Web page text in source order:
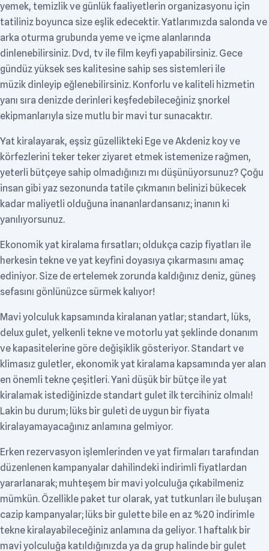
yemek, temizlik ve günlük faaliyetlerin organizasyonu için
tatiliniz boyunca size eşlik edecektir. Yatlarımızda salonda ve
arka oturma grubunda yeme ve içme alanlarında
dinlenebilirsiniz. Dvd, tv ile film keyfi yapabilirsiniz. Gece
gündüz yüksek ses kalitesine sahip ses sistemleri ile
müzik dinleyip eğlenebilirsiniz. Konforlu ve kaliteli hizmetin
yanı sıra denizde derinleri keşfedebileceğiniz şnorkel
ekipmanlarıyla size mutlu bir mavi tur sunacaktır.
Yat kiralayarak, eşsiz güzellikteki Ege ve Akdeniz koy ve
körfezlerini teker teker ziyaret etmek istemenize rağmen,
yeterli bütçeye sahip olmadığınızı mı düşünüyorsunuz? Çoğu
insan gibi yaz sezonunda tatile çıkmanın belinizi bükecek
kadar maliyetli olduğuna inananlardansanız; inanın ki
yanılıyorsunuz.
Ekonomik yat kiralama fırsatları; oldukça cazip fiyatları ile
herkesin tekne ve yat keyfini doyasıya çıkarmasını amaç
ediniyor. Size de ertelemek zorunda kaldığınız deniz, güneş
sefasını gönlünüzce sürmek kalıyor!
Mavi yolculuk kapsamında kiralanan yatlar; standart, lüks,
delux gulet, yelkenli tekne ve motorlu yat şeklinde donanım
ve kapasitelerine göre değişiklik gösteriyor. Standart ve
klimasız guletler, ekonomik yat kiralama kapsamında yer alan
en önemli tekne çeşitleri. Yani düşük bir bütçe ile yat
kiralamak istediğinizde standart gulet ilk tercihiniz olmalı!
Lakin bu durum; lüks bir guleti de uygun bir fiyata
kiralayamayacağınız anlamına gelmiyor.
Erken rezervasyon işlemlerinden ve yat firmaları tarafından
düzenlenen kampanyalar dahilindeki indirimli fiyatlardan
yararlanarak; muhteşem bir mavi yolculuğa çıkabilmeniz
mümkün. Özellikle paket tur olarak, yat tutkunları ile buluşan
cazip kampanyalar; lüks bir gulette bile en az %20 indirimle
tekne kiralayabileceğiniz anlamına da geliyor. 1 haftalık bir
mavi yolculuğa katıldığınızda ya da grup halinde bir gulet